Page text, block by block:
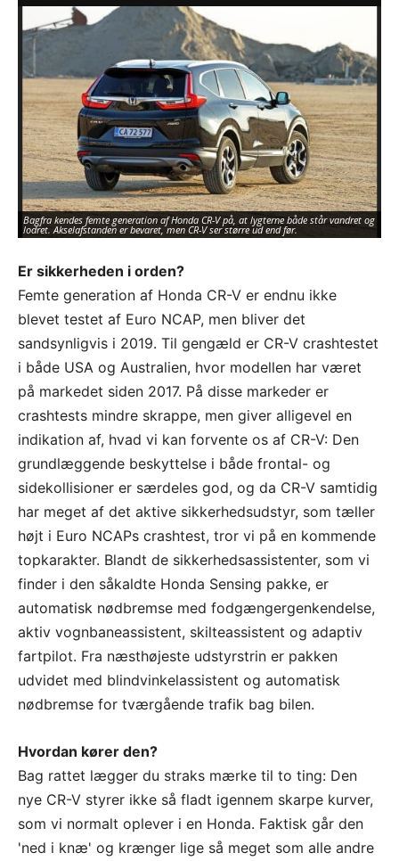
Bagfra kendes femte generation af Honda CR-V på, at lygterne både står vandret og
lodret. Akselafstanden er bevaret, men CR-V ser større ud end før.
Er sikkerheden i orden?
Femte generation af Honda CR-V er endnu ikke
blevet testet af Euro NCAP, men bliver det
sandsynligvis i 2019. Til gengæld er CR-V crashtestet
i både USA og Australien, hvor modellen har været
på markedet siden 2017. På disse markeder er
crashtests mindre skrappe, men giver alligevel en
indikation af, hvad vi kan forvente os af CR-V: Den
grundlæggende beskyttelse i både frontal- og
sidekollisioner er særdeles god, og da CR-V samtidig
har meget af det aktive sikkerhedsudstyr, som tæller
højt i Euro NCAPs crashtest, tror vi på en kommende
topkarakter. Blandt de sikkerhedsassistenter, som vi
finder i den såkaldte Honda Sensing pakke, er
automatisk nødbremse med fodgængergenkendelse,
aktiv vognbaneassistent, skilteassistent og adaptiv
fartpilot. Fra næsthøjeste udstyrstrin er pakken
udvidet med blindvinkelassistent og automatisk
nødbremse for tværgående trafik bag bilen.
Hvordan kører den?
Bag rattet lægger du straks mærke til to ting: Den
nye CR-V styrer ikke så fladt igennem skarpe kurver,
som vi normalt oplever i en Honda. Faktisk går den
'ned i knæ' og krænger lige så meget som alle andre